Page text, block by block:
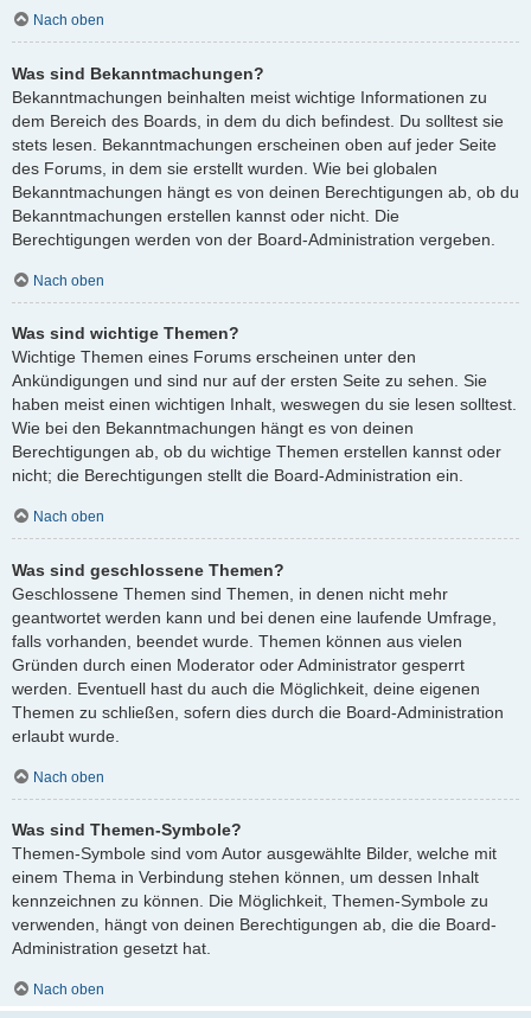
Nach oben
Was sind Bekanntmachungen?
Bekanntmachungen beinhalten meist wichtige Informationen zu
dem Bereich des Boards, in dem du dich befindest. Du solltest sie
stets lesen. Bekanntmachungen erscheinen oben auf jeder Seite
des Forums, in dem sie erstellt wurden. Wie bei globalen
Bekanntmachungen hängt es von deinen Berechtigungen ab, ob du
Bekanntmachungen erstellen kannst oder nicht. Die
Berechtigungen werden von der Board-Administration vergeben.
Nach oben
Was sind wichtige Themen?
Wichtige Themen eines Forums erscheinen unter den
Ankündigungen und sind nur auf der ersten Seite zu sehen. Sie
haben meist einen wichtigen Inhalt, weswegen du sie lesen solltest.
Wie bei den Bekanntmachungen hängt es von deinen
Berechtigungen ab, ob du wichtige Themen erstellen kannst oder
nicht; die Berechtigungen stellt die Board-Administration ein.
Nach oben
Was sind geschlossene Themen?
Geschlossene Themen sind Themen, in denen nicht mehr
geantwortet werden kann und bei denen eine laufende Umfrage,
falls vorhanden, beendet wurde. Themen können aus vielen
Gründen durch einen Moderator oder Administrator gesperrt
werden. Eventuell hast du auch die Möglichkeit, deine eigenen
Themen zu schließen, sofern dies durch die Board-Administration
erlaubt wurde.
Nach oben
Was sind Themen-Symbole?
Themen-Symbole sind vom Autor ausgewählte Bilder, welche mit
einem Thema in Verbindung stehen können, um dessen Inhalt
kennzeichnen zu können. Die Möglichkeit, Themen-Symbole zu
verwenden, hängt von deinen Berechtigungen ab, die die Board-
Administration gesetzt hat.
Nach oben